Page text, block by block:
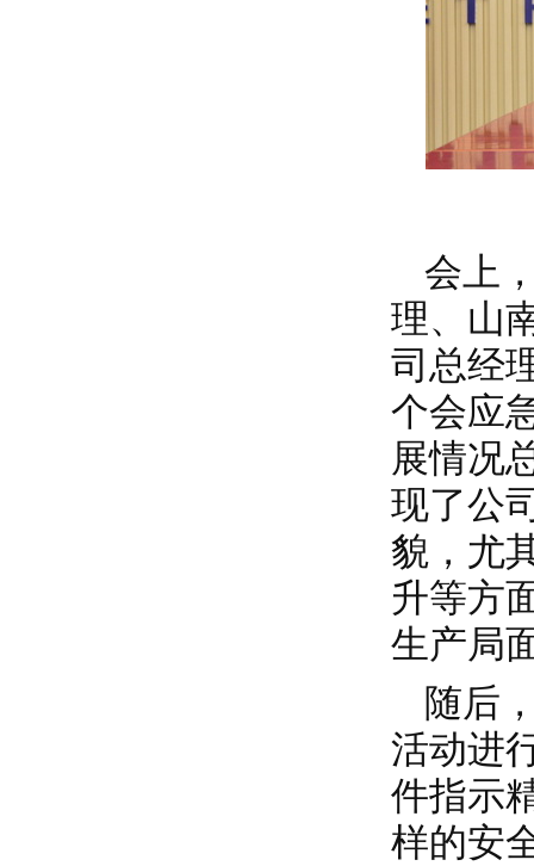
会上
理、山
司总经
个会应
展情况
现了公
貌，尤
升等方
生产局
随后
活动进
件指示
样的安